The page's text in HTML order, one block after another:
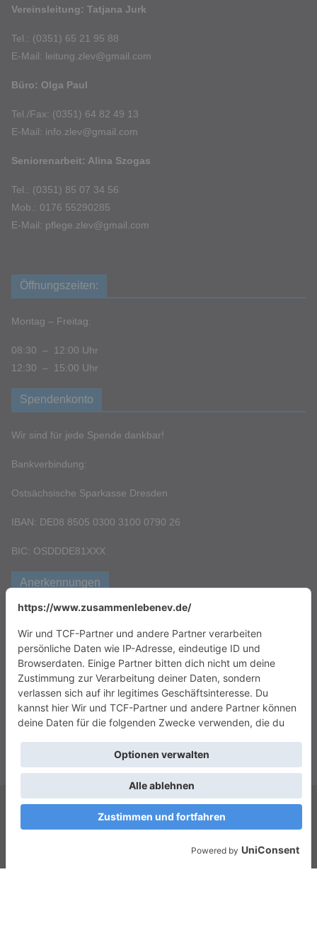
Vereinsleitung: Tatjana Jurk
Tel.: (0351) 65 21 95 88
E-Mail: leitung.zlev@gmail.com
Büro: Olga Paul
Tel./Fax: (0351) 64 82 49 13
E-Mail: info.zlev@gmail.com
Seniorenarbeit: Alina Szogas
Tel.: (0351) 85 07 34 56
Mob.: 0176 55290285
E-Mail: pflege.zlev@gmail.com
Öffnungszeiten:
Montag – Freitag:
08:30 – 12:00 Uhr
12:30 – 15:00 Uhr
Spendenkonto
Wir sind für jede Spende dankbar!
Bankverbindung:
Ostsächsische Sparkasse Dresden
IBAN: DE08 8505 0300 3100 0790 26
BIC: OSDDDE81XXX
Anerkennungen
Copyright © 2026